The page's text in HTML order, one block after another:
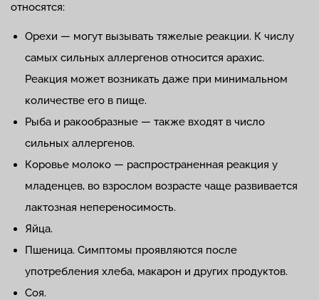
относятся:
Орехи — могут вызывать тяжелые реакции. К числу
самых сильных аллергенов относится арахис.
Реакция может возникать даже при минимальном
количестве его в пище.
Рыба и ракообразные — также входят в число
сильных аллергенов.
Коровье молоко — распространенная реакция у
младенцев, во взрослом возрасте чаще развивается
лактозная непереносимость.
Яйца.
Пшеница. Симптомы проявляются после
употребления хлеба, макарон и других продуктов.
Соя.